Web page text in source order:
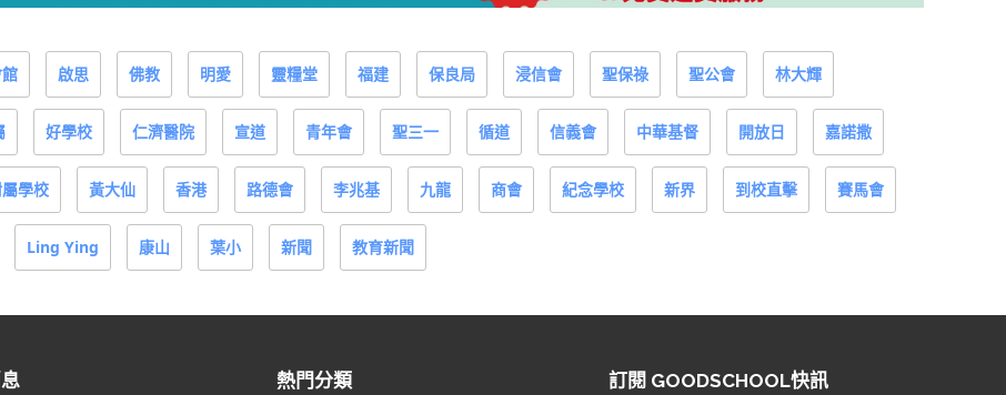
啟思 佛教 明愛 靈糧堂 福建 保良局 浸信會 聖保祿 聖公會 林大輝
好學校 仁濟醫院 宣道 青年會 聖三一 循道 信義會 中華基督 開放日 嘉諾撒
學校 黃大仙 香港 路德會 李兆基 九龍 商會 紀念學校 新界 到校直擊 賽馬會
Ling Ying 康山 葉小 新聞 教育新聞
熱門分類 訂閱 GOODSCHOOL快訊